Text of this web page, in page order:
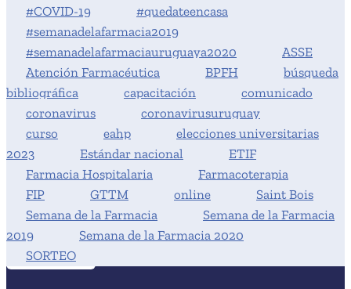
#COVID-19
#quedateencasa
#semanadelafarmacia2019
#semanadelafarmaciauruguaya2020
ASSE
Atención Farmacéutica
BPFH
búsqueda
bibliográfica
capacitación
comunicado
coronavirus
coronavirusuruguay
curso
eahp
elecciones universitarias
2023
Estándar nacional
ETIF
Farmacia Hospitalaria
Farmacoterapia
FIP
GTTM online
Saint Bois
Semana de la Farmacia
Semana de la Farmacia
2019
Semana de la Farmacia 2020
SORTEO